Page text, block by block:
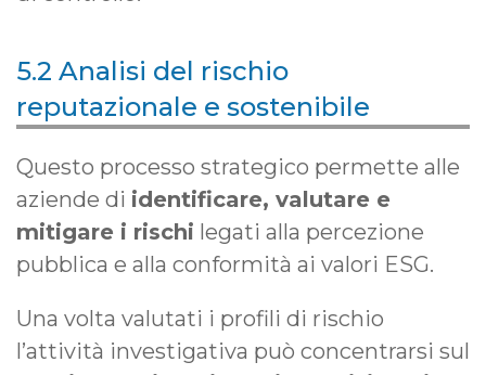
5.2 Analisi del rischio
reputazionale e sostenibile
Questo processo strategico permette alle
aziende di identificare, valutare e
mitigare i rischi legati alla percezione
pubblica e alla conformità ai valori ESG.
Una volta valutati i profili di rischio
l’attività investigativa può concentrarsi sul